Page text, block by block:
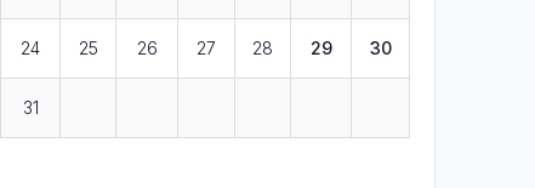
24 25 26 27 28 29 30
31